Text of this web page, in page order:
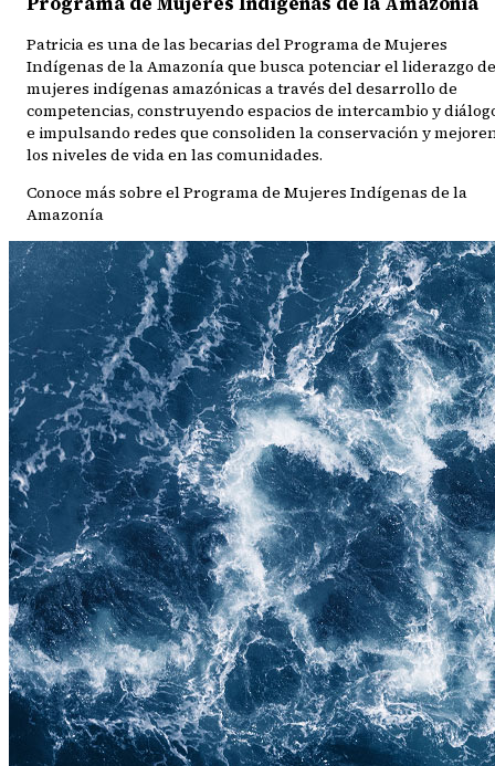
Patricia es una de las becarias del Programa de Mujeres
Indígenas de la Amazonía que busca potenciar el liderazgo de
mujeres indígenas amazónicas a través del desarrollo de
competencias, construyendo espacios de intercambio y
e impulsando redes que consoliden la conservación y
los niveles de vida en las comunidades.
Conoce más sobre el Programa de Mujeres Indígenas de la
Amazonía